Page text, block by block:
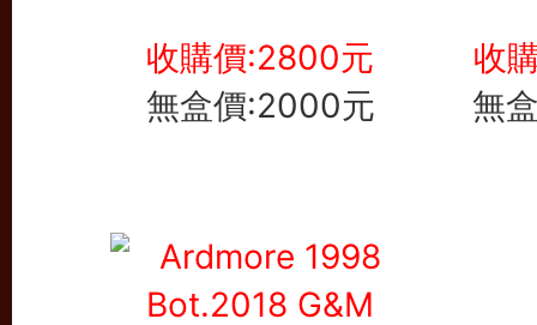
收購價:2800元
無盒價:2000元
收
無